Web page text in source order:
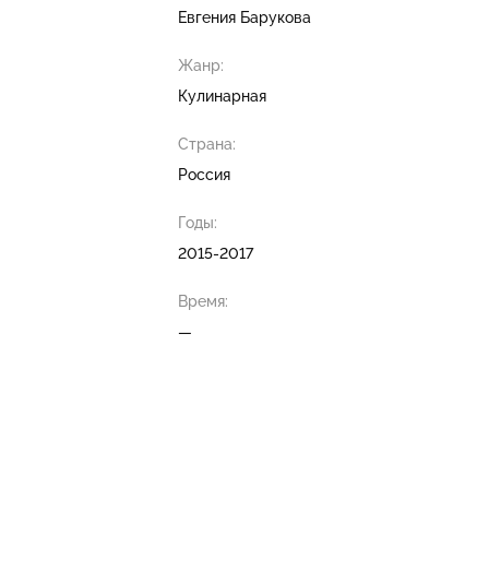
Евгения Барукова
Жанр:
Кулинарная
Страна:
Россия
Годы:
2015-2017
Время:
—